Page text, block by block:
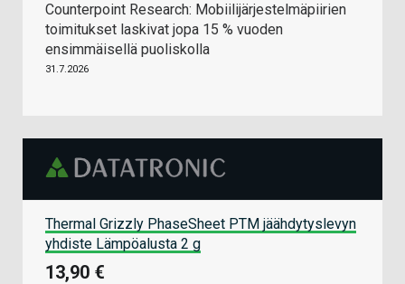
Counterpoint Research: Mobiilijärjestelmäpiirien
toimitukset laskivat jopa 15 % vuoden
ensimmäisellä puoliskolla
31.7.2026
Thermal Grizzly PhaseSheet PTM jäähdytyslevyn
yhdiste Lämpöalusta 2 g
13,90 €